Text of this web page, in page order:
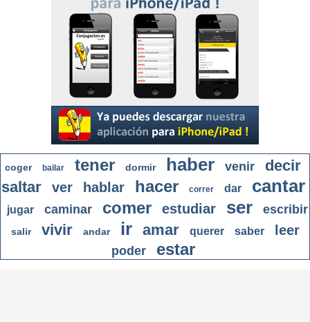
coger bailar tener dormir haber venir
decir
saltar
ver hablar hacer correr dar cantar
jugar caminar comer estudiar ser escribir
salir vivir andar ir amar querer saber leer
poder estar